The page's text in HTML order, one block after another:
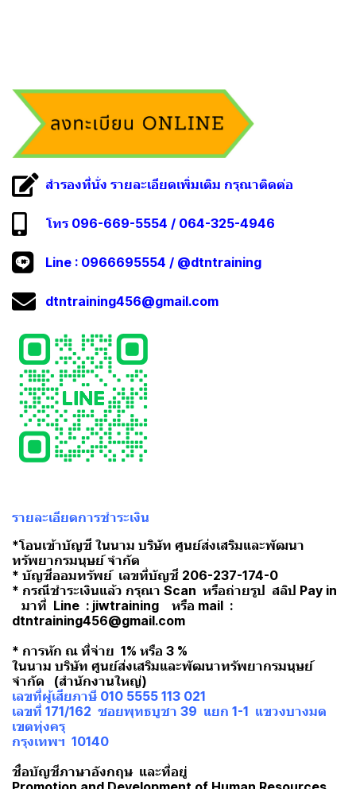
สำรองที่นั่ง รายละเอียดเพิ่มเติม กรุณาติดต่อ
โทร 096-669-5554 / 064-325-4946
Line : 0966695554 / @dtntraining
dtntraining456@gmail.com
รายละเอียดการชำระเงิน
*โอนเข้าบัญชี ในนาม บริษัท ศูนย์ส่งเสริมและพัฒนา
ทรัพยากรมนุษย์ จำกัด
* บัญชีออมทรัพย์ เลขที่บัญชี 206-237-174-0
* กรณีชำระเงินแล้ว กรุณา Scan หรือถ่ายรูป สลิป Pay in
มาที่ Line : jiwtraining หรือ mail :
dtntraining456@gmail.com
* การหัก ณ ที่จ่าย 1% หรือ 3 %
ในนาม บริษัท ศูนย์ส่งเสริมและพัฒนาทรัพยากรมนุษย์
จำกัด (สำนักงานใหญ่)
เลขที่ผู้เสียภาษี 010 5555 113 021
เลขที่ 171/162 ซอยพุทธบูชา 39 แยก 1-1 แขวงบางมด
เขตทุ่งครุ
กรุงเทพฯ 10140
ชื่อบัญชีภาษาอังกฤษ และที่อยู่